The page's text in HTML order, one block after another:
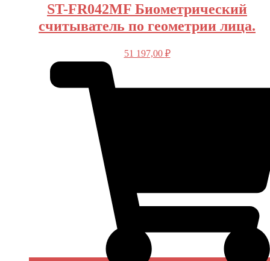
ST-FR042MF Биометрический
считыватель по геометрии лица.
51 197,00 ₽